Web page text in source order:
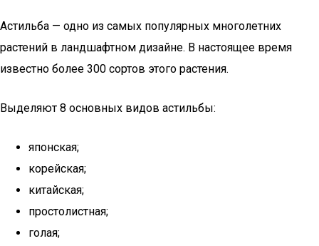
Астильба — одно из самых популярных многолетних
растений в ландшафтном дизайне. В настоящее время
известно более 300 сортов этого растения.
Выделяют 8 основных видов астильбы:
японская;
корейская;
китайская;
простолистная;
голая;